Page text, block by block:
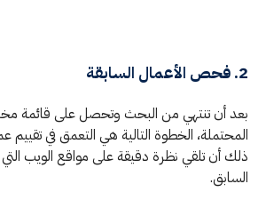
2. فحص الأعمال السابقة
بعد أن تنتهي من البحث وتحصل على قائمة
المحتملة، الخطوة التالية هي التعمق في
ذلك أن تلقي نظرة دقيقة على مواقع الويب
السابق.